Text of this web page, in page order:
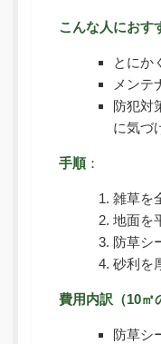
こんな人におす
とにか
メンテ
防犯対
に気づ
手順：
雑草を
地面を
防草シ
砂利を
費用内訳（10㎡
防草シ